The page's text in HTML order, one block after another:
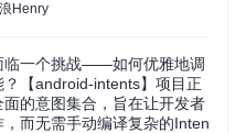
Henry
临一个挑战——如何优雅地调
【android-intents】项目正
的意图集合，旨在让开发者
而无需手动编译复杂的Inten